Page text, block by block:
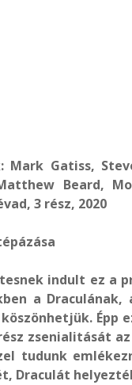
Mark Gatiss,
Beard,
3 rész, 2020
indult ez a
a Draculának,
Épp
zsenialitását
tudunk
Draculát